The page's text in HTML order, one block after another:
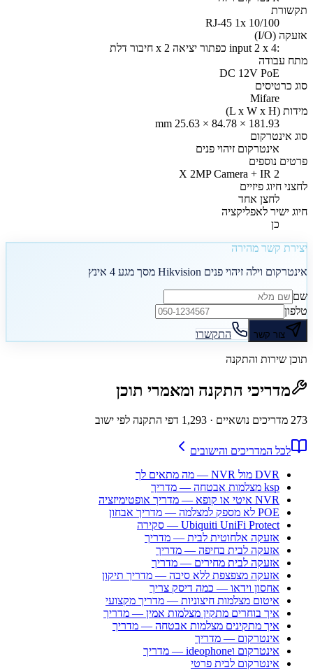
תקשורת
RJ-45 1x 10/100
אזעקה (I/O)
:4 input 2 x כפתור יציאה 2 x חיבור דלת
מתח עבודה
DC 12V PoE
סוג כרטיסים
Mifare
מידות (L x W x H)
181.93 × 84.78 × 25.63 mm
סוג אינטרקום
אינטרקום זיהוי פנים
פרטים נוספים
2 X 2MP Camera + IR
לחצני חיוג פיזיים
לחצן אחד
חיוג ישיר לאפליקציה
כן
יצירת קשר מהירה
אינטרקום וילה זיהוי פנים Hikvision מסך מגע 4 אינץ
שם
טלפון
צור קשר התקשרו
תוכן שירות והתקנה
מדריכי התקנה ומאמרי תוכן
273 מדריכים נושאיים · 1,293 דפי התקנה לפי ישוב
לכל המדריכים והישובים
DVR מול NVR — מה מתאים לך
ksp מצלמות אבטחה — מדריך
NVR איטי או קופא — מדריך אופטימיזציה
POE לא מספק למצלמה — מדריך אבחון
Ubiquiti UniFi Protect — סקירה
אזעקה אלחוטית לבית — מדריך
אזעקה לבית בחיפה — מדריך
אזעקה לבית מחירים — מדריך
אזעקה מצפצפת ללא סיבה — מדריך תיקון
אחסון וידאו — כמה דיסק צריך
איטום מצלמות חיצוניות — מדריך מקצועי
איך בוחרים מתקין מצלמות אמין — מדריך
איך מתקינים מצלמות אבטחה — מדריך
אינטרקום — מדריך
אינטרקום וideophone — מדריך
אינטרקום לבית פרטי